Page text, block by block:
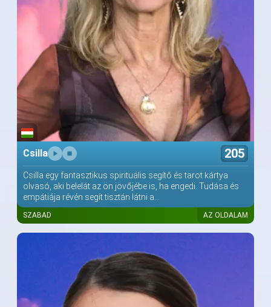
Csilla 205
Csilla egy fantasztikus spirituális segítő és tarot kártya
olvasó, aki belelát az ön jövőjébe is, ha engedi. Tudása és
empátiája révén segít tisztán látni a...
SZABAD AZ OLDALAM